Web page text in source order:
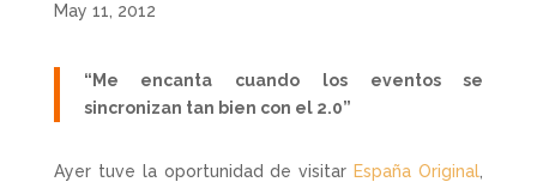
May 11, 2012
“Me encanta cuando los eventos se
sincronizan tan bien con el 2.0”
Ayer tuve la oportunidad de visitar España Original